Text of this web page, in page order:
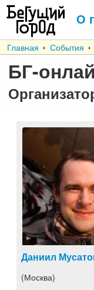
О
Главная События
БГ-
Даниил
(Москва)